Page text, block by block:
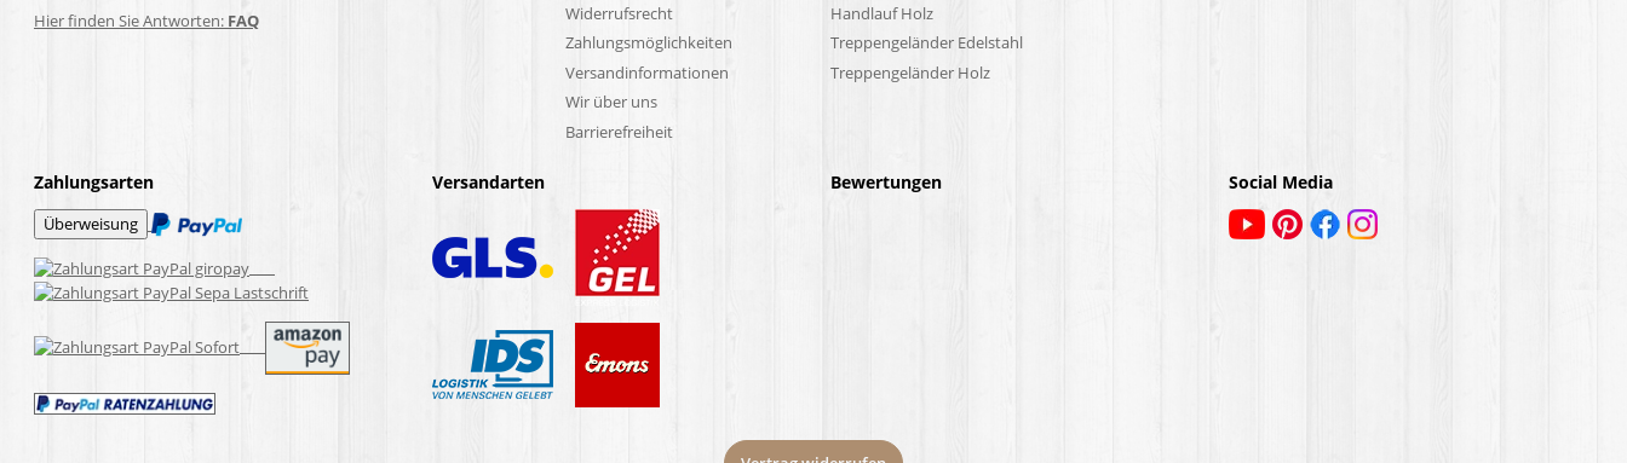
Hier finden Sie Antworten: FAQ
Widerrufsrecht
Zahlungsmöglichkeiten
Versandinformationen
Wir über uns
Barrierefreiheit
Handlauf Holz
Treppengeländer Edelstahl
Treppengeländer Holz
Zahlungsarten Versandarten Bewertungen Social Media